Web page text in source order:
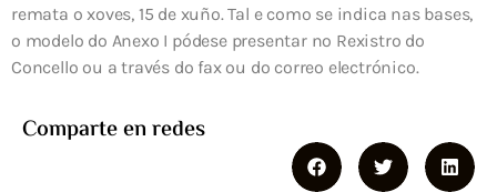
remata o xoves, 15 de xuño. Tal e como se indica nas bases,
o modelo do Anexo I pódese presentar no Rexistro do
Concello ou a través do fax ou do correo electrónico.
Comparte en redes